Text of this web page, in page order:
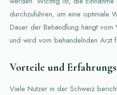
durchzuführen, um eine optimale
Dauer der Behandlung hängt vom
und wird vom behandelnden Arzt
Vorteile und
Viele Nutzer in der Schweiz